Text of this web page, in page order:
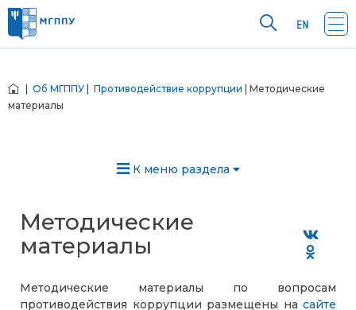
Об МГППУ Противодействие коррупции | Методические
материалы
К меню раздела
Методические
материалы
Методические материалы по вопросам
противодействия коррупции размещены на сайте